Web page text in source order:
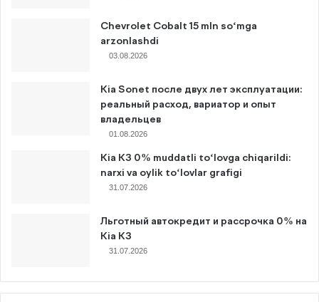
Chevrolet Cobalt 15 mln so‘mga
arzonlashdi
03.08.2026
Kia Sonet после двух лет эксплуатации:
реальный расход, вариатор и опыт
владельцев
01.08.2026
Kia K3 0% muddatli to‘lovga chiqarildi:
narxi va oylik to‘lovlar grafigi
31.07.2026
Льготный автокредит и рассрочка 0% на
Kia K3
31.07.2026